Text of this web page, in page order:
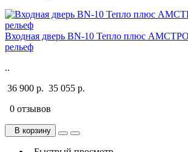
Входная дверь BN-10 Тепло плюс
рельеф
..
36 900 р. 35 055 р.
0 отзывов
В корзину